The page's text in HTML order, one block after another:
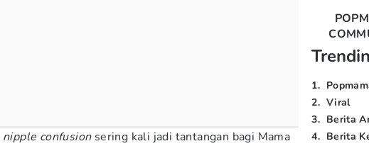
nipple confusionsering kali jadi tantangan bagi Mama
1.
2. Viral
3. Berita
4. Berita